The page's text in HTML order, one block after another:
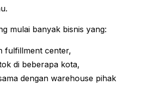
mulai banyak bisnis yang:
fulfillment center,
di beberapa kota,
dengan warehouse pihak